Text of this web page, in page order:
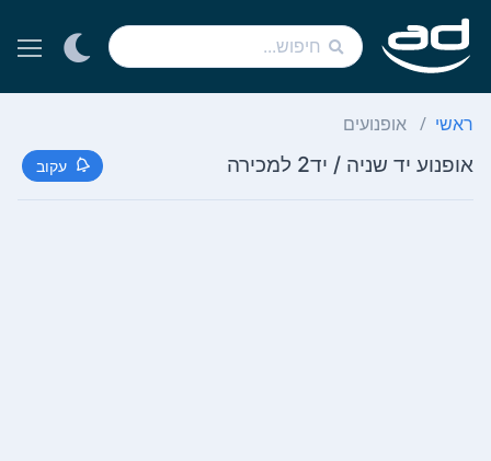
ראשי אופנועים
אופנוע יד שניה / יד2 למכירה עקוב